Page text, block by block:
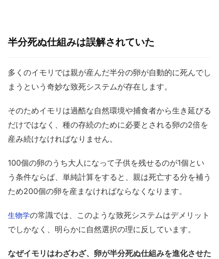
半分死ぬ仕組みは誤解されていた
多くのイモリでは親が産んだ半分の卵が自動的に死んでし
まうという奇妙な致死システムが存在します。
そのためイモリは過酷な自然環境や捕食者から生き延びる
だけではなく、種の存続のために必要とされる卵の2倍を
産み続けなければなりません。
100個の卵のうち大人になって子供を残せるのが1個とい
う条件ならば、単純計算をすると、親は死亡する分を補う
ため200個の卵を産まなければならなくなります。
生物学の常識では、このような致死システムはデメリット
でしかなく、明らかに自然選択の理に反しています。
なぜイモリはわざわざ、卵が半分死ぬ仕組みを進化させた